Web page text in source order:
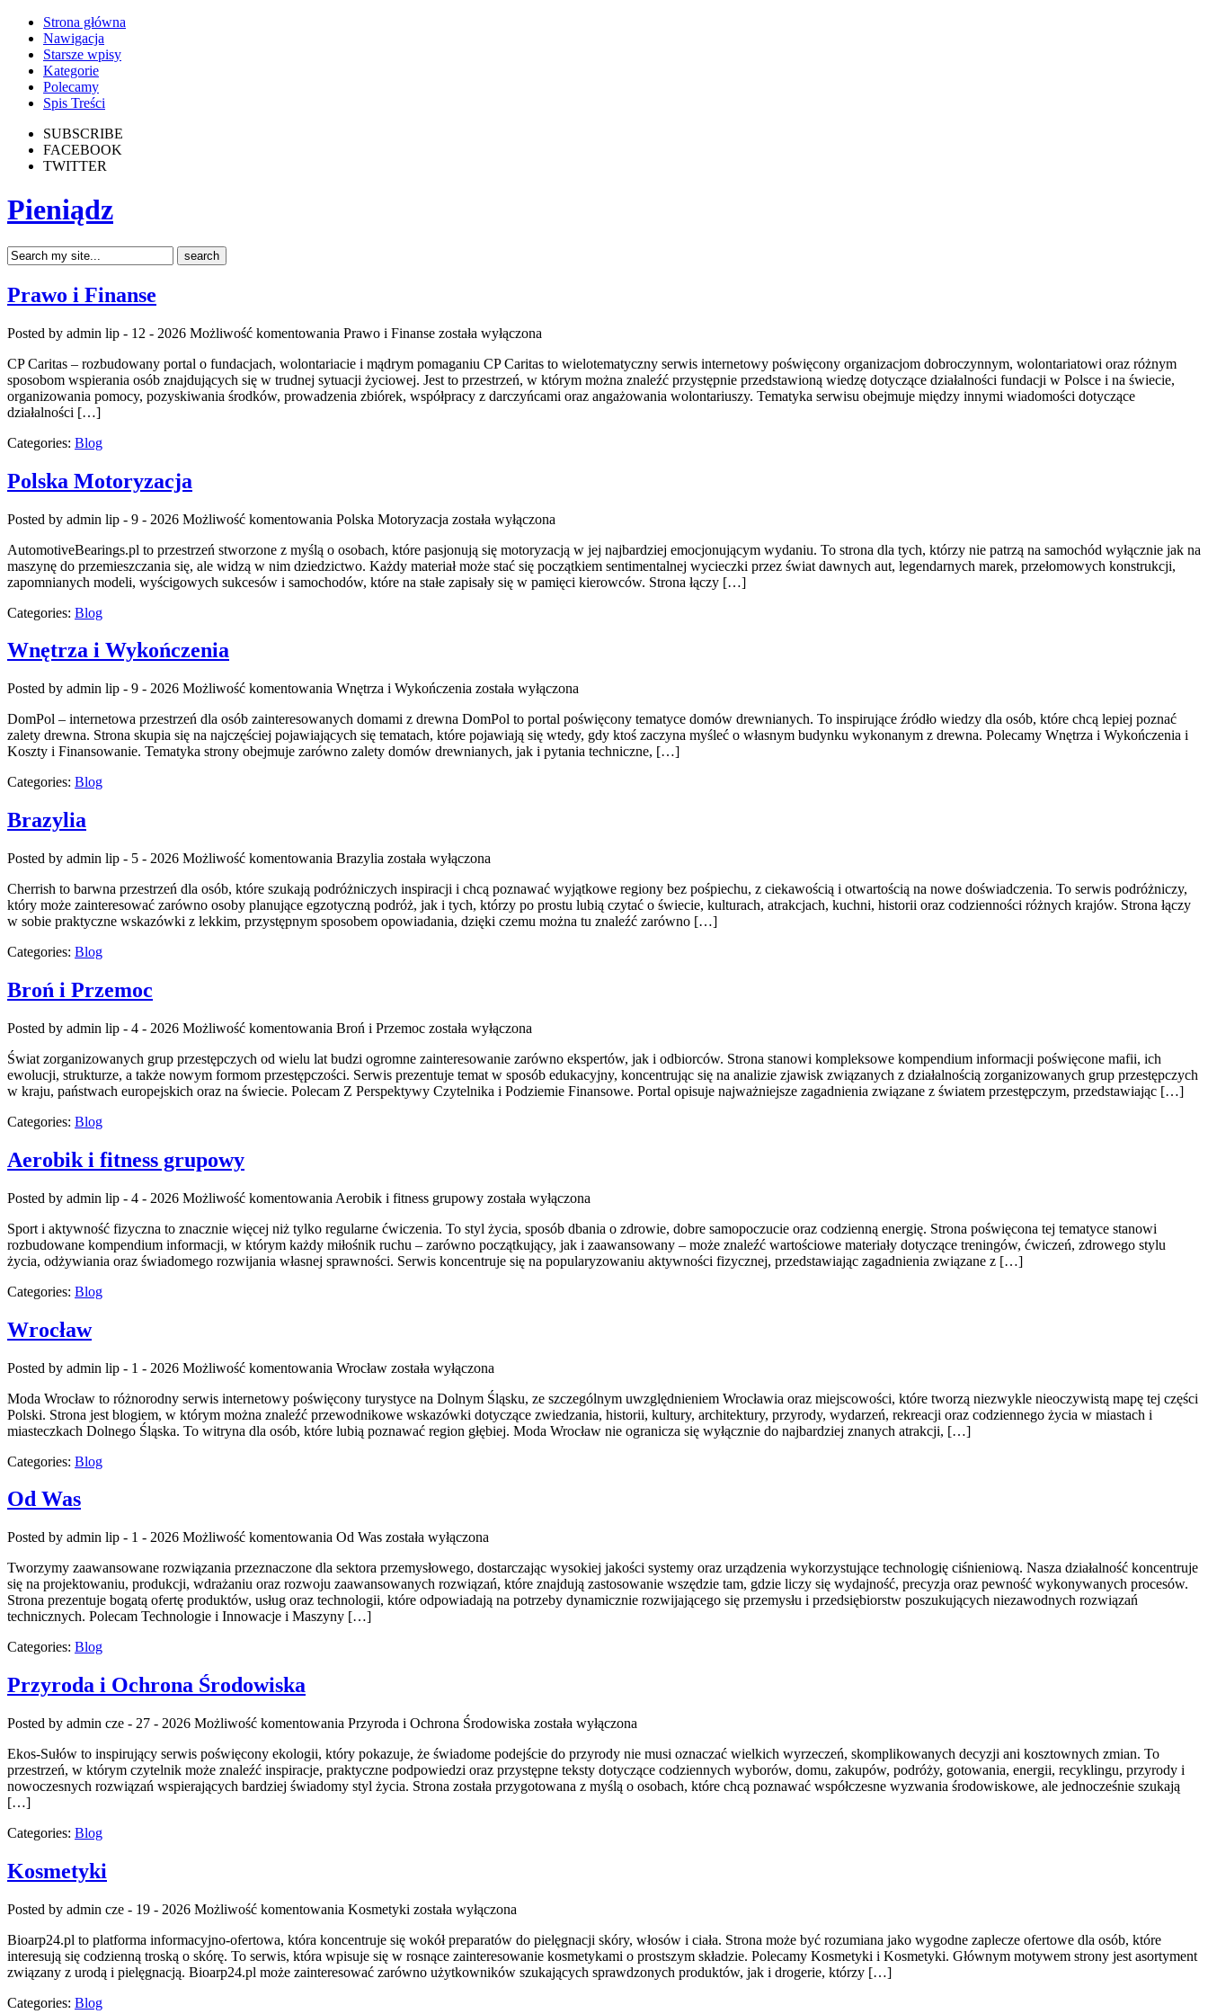
Strona główna
Nawigacja
Starsze wpisy
Kategorie
Polecamy
Spis Treści
SUBSCRIBE
FACEBOOK
TWITTER
Pieniądz
Prawo i Finanse
Posted by admin lip - 12 - 2026 Możliwość komentowania Prawo i Finanse została wyłączona
CP Caritas – rozbudowany portal o fundacjach, wolontariacie i mądrym pomaganiu CP Caritas to wielotematyczny serwis internetowy poświęcony organizacjom dobroczynnym, wolontariatowi oraz różnym
sposobom wspierania osób znajdujących się w trudnej sytuacji życiowej. Jest to przestrzeń, w którym można znaleźć przystępnie przedstawioną wiedzę dotyczące działalności fundacji w Polsce i na świecie,
organizowania pomocy, pozyskiwania środków, prowadzenia zbiórek, współpracy z darczyńcami oraz angażowania wolontariuszy. Tematyka serwisu obejmuje między innymi wiadomości dotyczące
działalności […]
Categories: Blog
Polska Motoryzacja
Posted by admin lip - 9 - 2026 Możliwość komentowania Polska Motoryzacja została wyłączona
AutomotiveBearings.pl to przestrzeń stworzone z myślą o osobach, które pasjonują się motoryzacją w jej najbardziej emocjonującym wydaniu. To strona dla tych, którzy nie patrzą na samochód wyłącznie jak na
maszynę do przemieszczania się, ale widzą w nim dziedzictwo. Każdy materiał może stać się początkiem sentimentalnej wycieczki przez świat dawnych aut, legendarnych marek, przełomowych konstrukcji,
zapomnianych modeli, wyścigowych sukcesów i samochodów, które na stałe zapisały się w pamięci kierowców. Strona łączy […]
Categories: Blog
Wnętrza i Wykończenia
Posted by admin lip - 9 - 2026 Możliwość komentowania Wnętrza i Wykończenia została wyłączona
DomPol – internetowa przestrzeń dla osób zainteresowanych domami z drewna DomPol to portal poświęcony tematyce domów drewnianych. To inspirujące źródło wiedzy dla osób, które chcą lepiej poznać
zalety drewna. Strona skupia się na najczęściej pojawiających się tematach, które pojawiają się wtedy, gdy ktoś zaczyna myśleć o własnym budynku wykonanym z drewna. Polecamy Wnętrza i Wykończenia i
Koszty i Finansowanie. Tematyka strony obejmuje zarówno zalety domów drewnianych, jak i pytania techniczne, […]
Categories: Blog
Brazylia
Posted by admin lip - 5 - 2026 Możliwość komentowania Brazylia została wyłączona
Cherrish to barwna przestrzeń dla osób, które szukają podróżniczych inspiracji i chcą poznawać wyjątkowe regiony bez pośpiechu, z ciekawością i otwartością na nowe doświadczenia. To serwis podróżniczy,
który może zainteresować zarówno osoby planujące egzotyczną podróż, jak i tych, którzy po prostu lubią czytać o świecie, kulturach, atrakcjach, kuchni, historii oraz codzienności różnych krajów. Strona łączy
w sobie praktyczne wskazówki z lekkim, przystępnym sposobem opowiadania, dzięki czemu można tu znaleźć zarówno […]
Categories: Blog
Broń i Przemoc
Posted by admin lip - 4 - 2026 Możliwość komentowania Broń i Przemoc została wyłączona
Świat zorganizowanych grup przestępczych od wielu lat budzi ogromne zainteresowanie zarówno ekspertów, jak i odbiorców. Strona stanowi kompleksowe kompendium informacji poświęcone mafii, ich
ewolucji, strukturze, a także nowym formom przestępczości. Serwis prezentuje temat w sposób edukacyjny, koncentrując się na analizie zjawisk związanych z działalnością zorganizowanych grup przestępczych
w kraju, państwach europejskich oraz na świecie. Polecam Z Perspektywy Czytelnika i Podziemie Finansowe. Portal opisuje najważniejsze zagadnienia związane z światem przestępczym, przedstawiając […]
Categories: Blog
Aerobik i fitness grupowy
Posted by admin lip - 4 - 2026 Możliwość komentowania Aerobik i fitness grupowy została wyłączona
Sport i aktywność fizyczna to znacznie więcej niż tylko regularne ćwiczenia. To styl życia, sposób dbania o zdrowie, dobre samopoczucie oraz codzienną energię. Strona poświęcona tej tematyce stanowi
rozbudowane kompendium informacji, w którym każdy miłośnik ruchu – zarówno początkujący, jak i zaawansowany – może znaleźć wartościowe materiały dotyczące treningów, ćwiczeń, zdrowego stylu
życia, odżywiania oraz świadomego rozwijania własnej sprawności. Serwis koncentruje się na popularyzowaniu aktywności fizycznej, przedstawiając zagadnienia związane z […]
Categories: Blog
Wrocław
Posted by admin lip - 1 - 2026 Możliwość komentowania Wrocław została wyłączona
Moda Wrocław to różnorodny serwis internetowy poświęcony turystyce na Dolnym Śląsku, ze szczególnym uwzględnieniem Wrocławia oraz miejscowości, które tworzą niezwykle nieoczywistą mapę tej części
Polski. Strona jest blogiem, w którym można znaleźć przewodnikowe wskazówki dotyczące zwiedzania, historii, kultury, architektury, przyrody, wydarzeń, rekreacji oraz codziennego życia w miastach i
miasteczkach Dolnego Śląska. To witryna dla osób, które lubią poznawać region głębiej. Moda Wrocław nie ogranicza się wyłącznie do najbardziej znanych atrakcji, […]
Categories: Blog
Od Was
Posted by admin lip - 1 - 2026 Możliwość komentowania Od Was została wyłączona
Tworzymy zaawansowane rozwiązania przeznaczone dla sektora przemysłowego, dostarczając wysokiej jakości systemy oraz urządzenia wykorzystujące technologię ciśnieniową. Nasza działalność koncentruje
się na projektowaniu, produkcji, wdrażaniu oraz rozwoju zaawansowanych rozwiązań, które znajdują zastosowanie wszędzie tam, gdzie liczy się wydajność, precyzja oraz pewność wykonywanych procesów.
Strona prezentuje bogatą ofertę produktów, usług oraz technologii, które odpowiadają na potrzeby dynamicznie rozwijającego się przemysłu i przedsiębiorstw poszukujących niezawodnych rozwiązań
technicznych. Polecam Technologie i Innowacje i Maszyny […]
Categories: Blog
Przyroda i Ochrona Środowiska
Posted by admin cze - 27 - 2026 Możliwość komentowania Przyroda i Ochrona Środowiska została wyłączona
Ekos-Sułów to inspirujący serwis poświęcony ekologii, który pokazuje, że świadome podejście do przyrody nie musi oznaczać wielkich wyrzeczeń, skomplikowanych decyzji ani kosztownych zmian. To
przestrzeń, w którym czytelnik może znaleźć inspiracje, praktyczne podpowiedzi oraz przystępne teksty dotyczące codziennych wyborów, domu, zakupów, podróży, gotowania, energii, recyklingu, przyrody i
nowoczesnych rozwiązań wspierających bardziej świadomy styl życia. Strona została przygotowana z myślą o osobach, które chcą poznawać współczesne wyzwania środowiskowe, ale jednocześnie szukają
[…]
Categories: Blog
Kosmetyki
Posted by admin cze - 19 - 2026 Możliwość komentowania Kosmetyki została wyłączona
Bioarp24.pl to platforma informacyjno-ofertowa, która koncentruje się wokół preparatów do pielęgnacji skóry, włosów i ciała. Strona może być rozumiana jako wygodne zaplecze ofertowe dla osób, które
interesują się codzienną troską o skórę. To serwis, która wpisuje się w rosnące zainteresowanie kosmetykami o prostszym składzie. Polecamy Kosmetyki i Kosmetyki. Głównym motywem strony jest asortyment
związany z urodą i pielęgnacją. Bioarp24.pl może zainteresować zarówno użytkowników szukających sprawdzonych produktów, jak i drogerie, którzy […]
Categories: Blog